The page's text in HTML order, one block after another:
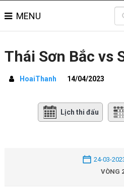
MENU
Thái Sơn Bắc vs
HoaiThanh 14/04/2023
Lịch thi đấu
24-03-
VÒNG